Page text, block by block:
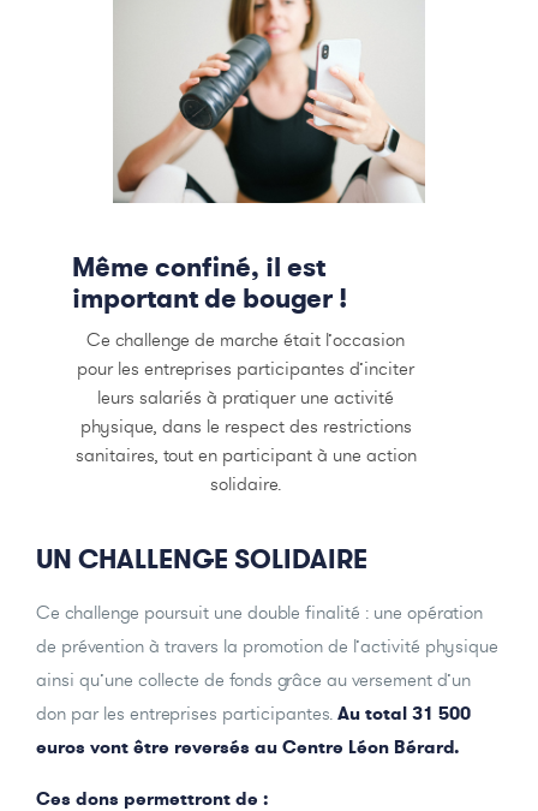
Même confiné, il est
important de bouger !
Ce challenge de marche était l’occasion
pour les entreprises participantes d’inciter
leurs salariés à pratiquer une activité
physique, dans le respect des restrictions
sanitaires, tout en participant à une action
solidaire.
UN CHALLENGE SOLIDAIRE
Ce challenge poursuit une double finalité : une opération
de prévention à travers la promotion de l’activité physique
ainsi qu’une collecte de fonds grâce au versement d’un
don par les entreprises participantes. Au total 31 500
euros vont être reversés au Centre Léon Bérard.
Ces dons permettront de :